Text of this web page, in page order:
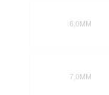
6,0MM
7,0MM